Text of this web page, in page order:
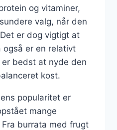
og vitaminer,
valg, når den
er dog vigtigt at
er en relativt
bedst at nyde den
kost.
popularitet er
mange
burrata med frugt